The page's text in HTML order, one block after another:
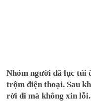
Nhóm người đã lục túi
trộm điện thoại. Sau
rời đi mà không xin lỗi.